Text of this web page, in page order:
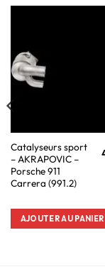
Catalyseurs sport
– AKRAPOVIC –
Porsche 911
Carrera (991.2)
AJOUTER AU PANIER